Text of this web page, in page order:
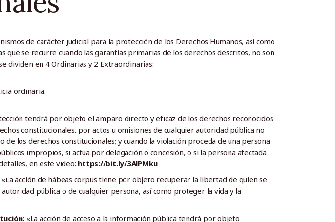
de carácter judicial para la protección de los Derechos Humanos, así como
que se recurre cuando las garantías primarias de los derechos descritos, no son
dividen en 4 Ordinarias y 2 Extraordinarias:
ordinaria.
tendrá por objeto el amparo directo y eficaz de los derechos reconocidos
constitucionales, por actos u omisiones de cualquier autoridad pública no
los derechos constitucionales; y cuando la violación proceda de una persona
impropios, si actúa por delegación o concesión, o si la persona afectada
en este video: https://bit.ly/3AlPMku
«La acción de hábeas corpus tiene por objeto recuperar la libertad de quien se
pública o de cualquier persona, así como proteger la vida y la
«La acción de acceso a la información pública tendrá por objeto